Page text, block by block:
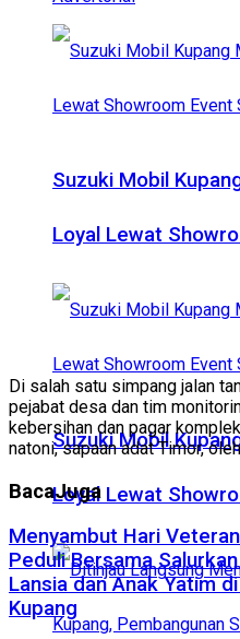
Suzuki Mobil
Loyal Lewat
Suzuki Mobil
Loyal Lewat
Di salah satu simpang jalan
pejabat desa dan tim
kebersihan dan pagar
natoni, sapaan adat Timor,
BacaJuga
​Menyambut Hari
Peduli Bersama
Lansia dan Anak Yatim
Kupang